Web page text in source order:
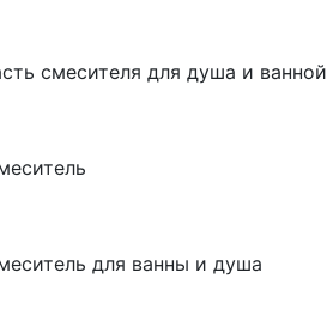
смесителя для душа и ванной
для ванны и душа